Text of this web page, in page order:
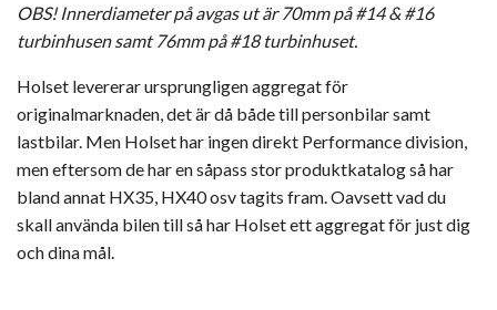
OBS! Innerdiameter på avgas ut är 70mm på #14 & #16
turbinhusen samt 76mm på #18 turbinhuset.
Holset levererar ursprungligen aggregat för
originalmarknaden, det är då både till personbilar samt
lastbilar. Men Holset har ingen direkt Performance division,
men eftersom de har en såpass stor produktkatalog så har
bland annat HX35, HX40 osv tagits fram. Oavsett vad du
skall använda bilen till så har Holset ett aggregat för just dig
och dina mål.